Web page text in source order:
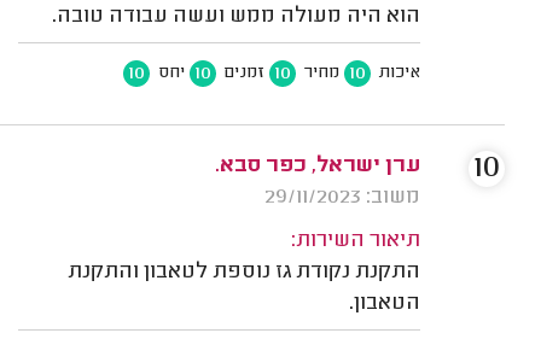
הוא היה מעולה ממש ועשה עבודה טובה.
איכות 10 מחיר 10 זמנים 10 יחס 10
ערן ישראל, כפר סבא.
משוב: 29/11/2023
תיאור השירות:
התקנת נקודת גז נוספת לטאבון והתקנת
הטאבון.
10